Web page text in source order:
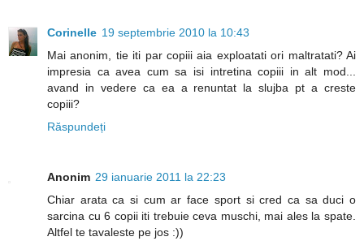
Corinelle 19 septembrie 2010 la 10:43
Mai anonim, tie iti par copiii aia exploatati ori maltratati? Ai
impresia ca avea cum sa isi intretina copiii in alt mod...
avand in vedere ca ea a renuntat la slujba pt a creste
copiii?
Răspundeți
Anonim 29 ianuarie 2011 la 22:23
Chiar arata ca si cum ar face sport si cred ca sa duci o
sarcina cu 6 copii iti trebuie ceva muschi, mai ales la spate.
Altfel te tavaleste pe jos :))